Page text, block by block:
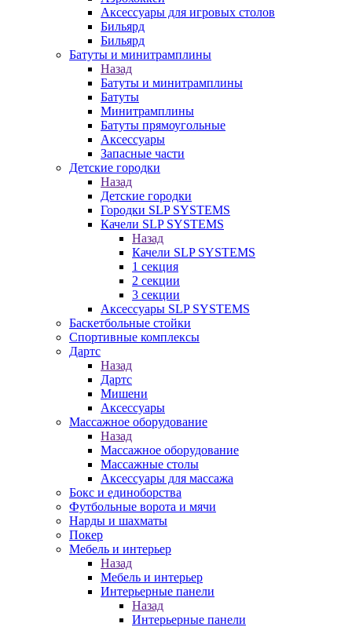
Аксессуары для игровых столов
Бильяpд
Бильяpд
Батуты и минитрамплины
Назад
Батуты и минитрамплины
Батуты
Минитрамплины
Батуты прямоугольные
Аксессуары
Запасные части
Детские городки
Назад
Детские городки
Городки SLP SYSTEMS
Качели SLP SYSTEMS
Назад
Качели SLP SYSTEMS
1 секция
2 секции
3 секции
Аксессуары SLP SYSTEMS
Баскетбольные стойки
Спортивные комплексы
Дартс
Назад
Дартс
Мишени
Аксессуары
Массажное оборудование
Назад
Массажное оборудование
Массажные столы
Аксессуары для массажа
Бокс и единоборства
Футбольные ворота и мячи
Нарды и шахматы
Покер
Мебель и интерьер
Назад
Мебель и интерьер
Интерьерные панели
Назад
Интерьерные панели